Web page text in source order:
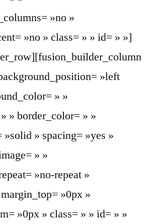
»no »
»no » class= » » id= » »]
»left
» »
» border_color= » »
»solid » spacing= »yes »
» »
»no-repeat »
»0px »
»0px » class= » » id= » »